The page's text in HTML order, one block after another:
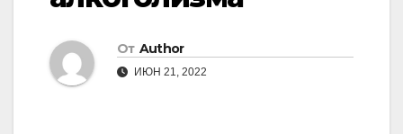
От Author
ИЮН 21, 2022